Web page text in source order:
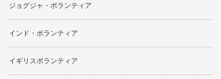
ジョグジャ・ボランティア
インド・ボランティア
イギリスボランティア